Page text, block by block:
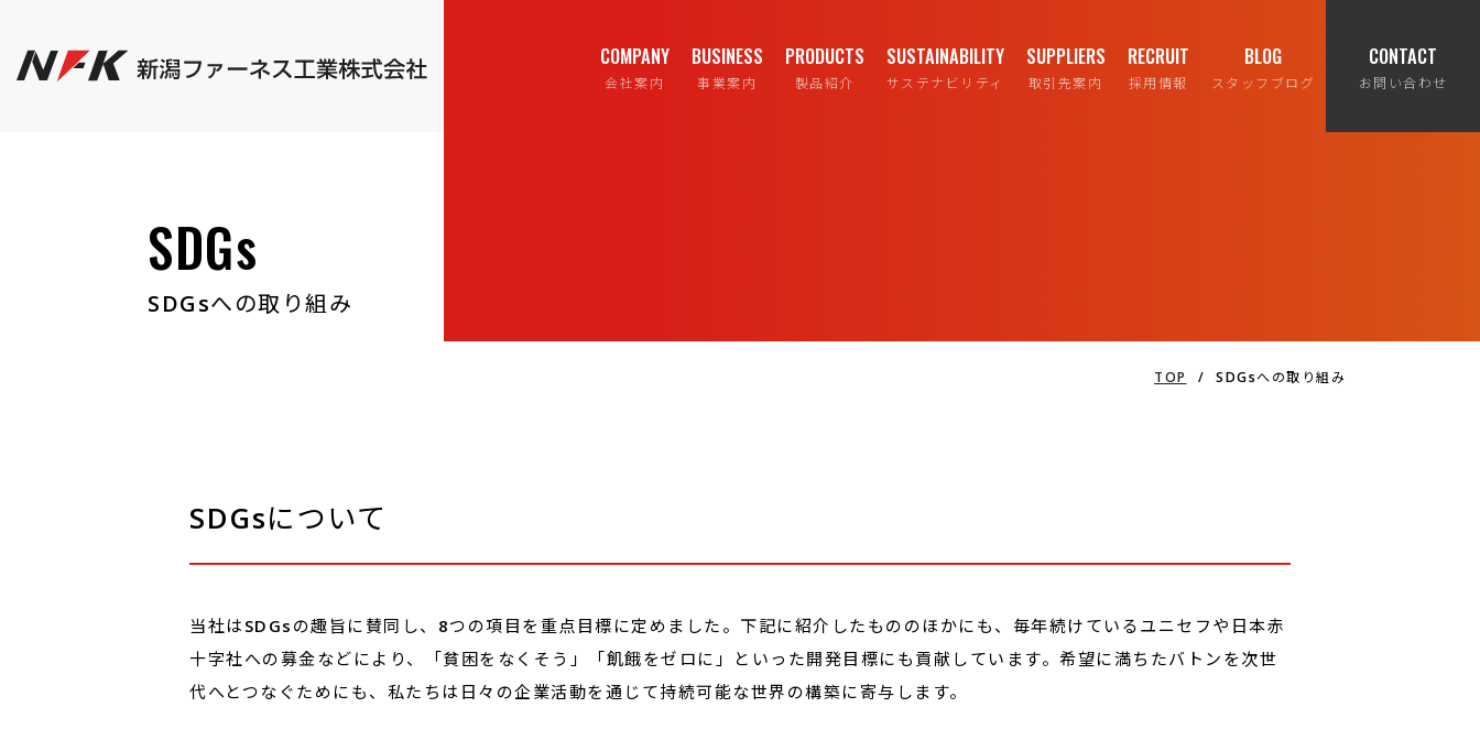
COMPANY
会社案内
BUSINESS
事業案内
PRODUCTS
製品紹介
SUSTAINABILITY
サステナビリティ
SUPPLIERS
取引先案内
RECRUIT
採用情報
BLOG
スタッフブログ
CONTACT
お問い合わせ
SDGs
SDGsへの取り組み
TOP / SDGsへの取り組み
SDGsについて
当社はSDGsの趣旨に賛同し、8つの項目を重点目標に定めました。下記に紹介したもののほかにも、毎年続けているユニセフや日本赤
十字社への募金などにより、「貧困をなくそう」「飢餓をゼロに」といった開発目標にも貢献しています。希望に満ちたバトンを次世
代へとつなぐためにも、私たちは日々の企業活動を通じて持続可能な世界の構築に寄与します。